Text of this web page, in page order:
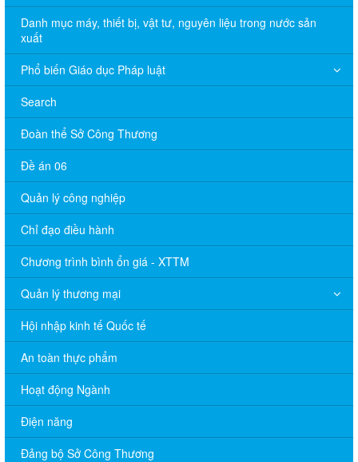
Danh mục máy, thiết bị, vật tư, nguyên liệu trong nước sản
xuất
Phổ biến Giáo dục Pháp luật
Search
Đoàn thể Sở Công Thương
Đề án 06
Quản lý công nghiệp
Chỉ đạo điều hành
Chương trình bình ổn giá - XTTM
Quản lý thương mại
Hội nhập kinh tế Quốc tế
An toàn thực phẩm
Hoạt động Ngành
Điện năng
Đảng bộ Sở Công Thương